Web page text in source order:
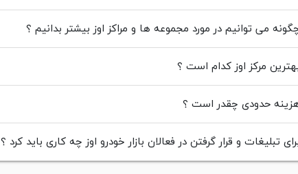
می توانیم در مورد مجموعه ها و مراکز اوز بیشتر بدانیم ؟
مرکز اوز کدام است ؟
حدودی چقدر است ؟
تبلیغات و قرار گرفتن در فعالان بازار خودرو اوز چه کاری باید کرد ؟